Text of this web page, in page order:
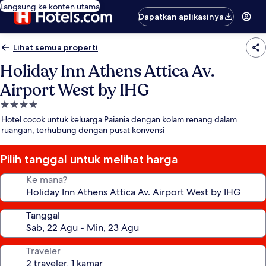
Langsung ke konten utama
Dapatkan aplikasinya
Lihat semua properti
Holiday Inn Athens Attica Av.
Airport West by IHG
Properti
bintang
4.0
Hotel cocok untuk keluarga Paiania dengan kolam renang dalam
ruangan, terhubung dengan pusat konvensi
Pilih tanggal untuk melihat harga
Ke mana?
Tanggal
Traveler